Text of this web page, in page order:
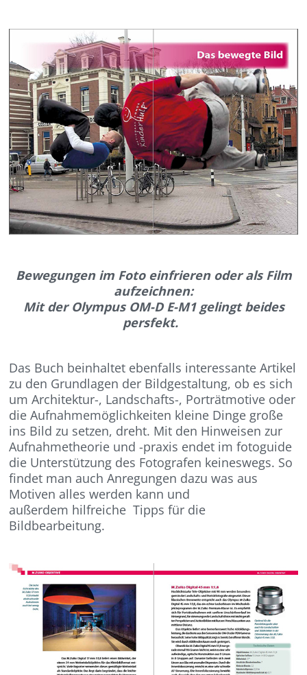
Bewegungen im Foto einfrieren oder als Film
aufzeichnen:
Mit der Olympus OM-D E-M1 gelingt beides
persfekt.
Das Buch beinhaltet ebenfalls interessante Artikel
zu den Grundlagen der Bildgestaltung, ob es sich
um Architektur-, Landschafts-, Porträtmotive oder
die Aufnahmemöglichkeiten kleine Dinge große
ins Bild zu setzen, dreht. Mit den Hinweisen zur
Aufnahmetheorie und -praxis endet im fotoguide
die Unterstützung des Fotografen keineswegs. So
findet man auch Anregungen dazu was aus
Motiven alles werden kann und
außerdem hilfreiche Tipps für die
Bildbearbeitung.